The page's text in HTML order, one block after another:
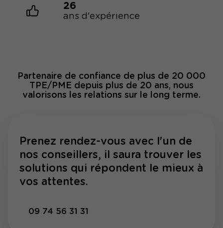
26
ans d'expérience
Partenaire de confiance de plus de 20 000
TPE/PME depuis plus de 20 ans, nous
valorisons les relations sur le long terme.
Prenez rendez-vous avec l'un de
nos conseillers, il saura trouver les
solutions qui répondent le mieux à
vos attentes.
09 74 56 31 31